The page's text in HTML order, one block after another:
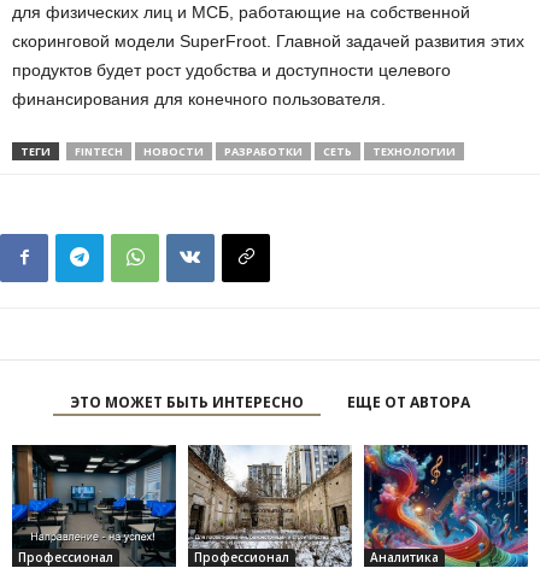
для физических лиц и МСБ, работающие на собственной
скоринговой модели SuperFroot. Главной задачей развития этих
продуктов будет рост удобства и доступности целевого
финансирования для конечного пользователя.
ТЕГИ FINTECH НОВОСТИ РАЗРАБОТКИ СЕТЬ ТЕХНОЛОГИИ
ЭТО МОЖЕТ БЫТЬ ИНТЕРЕСНО ЕЩЕ ОТ АВТОРА
Профессионал Профессионал Аналитика